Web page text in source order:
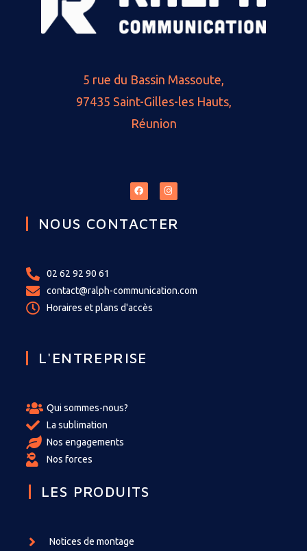
5 rue du Bassin Massoute,
97435 Saint-Gilles-les Hauts,
Réunion
NOUS CONTACTER
02 62 92 90 61
contact@ralph-communication.com
Horaires et plans d'accès
L'ENTREPRISE
Qui sommes-nous?
La sublimation
Nos engagements
Nos forces
LES PRODUITS
Notices de montage